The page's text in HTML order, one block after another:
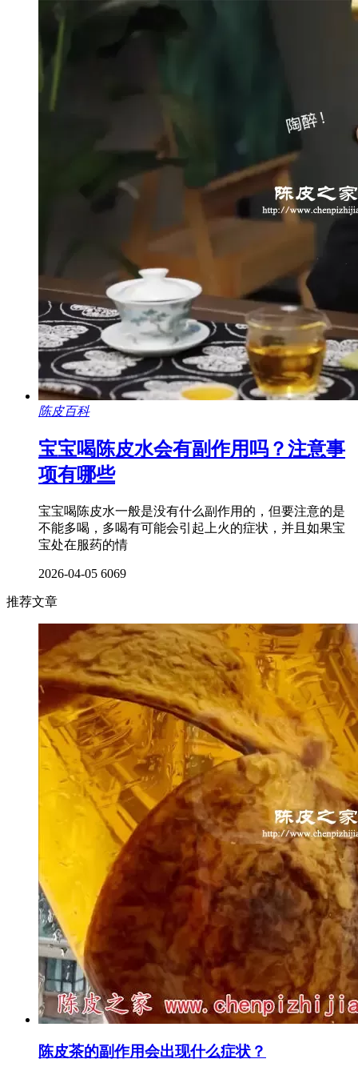
陈皮百科
宝宝喝陈皮水会有副作用吗？注意事
项有哪些
宝宝喝陈皮水一般是没有什么副作用的，但要注意的是
不能多喝，多喝有可能会引起上火的症状，并且如果宝
宝处在服药的情
2026-04-05 6069
推荐文章
陈皮茶的副作用会出现什么症状？